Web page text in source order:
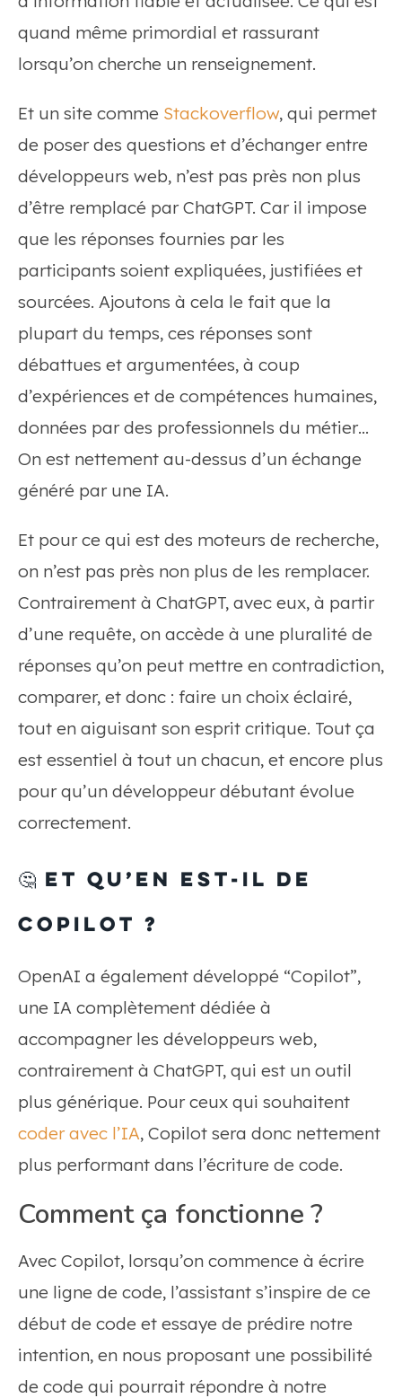
quand même primordial et rassurant
lorsqu’on cherche un renseignement.
Et un site comme Stackoverflow, qui permet
de poser des questions et d’échanger entre
développeurs web, n’est pas près non plus
d’être remplacé par ChatGPT. Car il impose
que les réponses fournies par les
participants soient expliquées, justifiées et
sourcées. Ajoutons à cela le fait que la
plupart du temps, ces réponses sont
débattues et argumentées, à coup
d’expériences et de compétences humaines,
données par des professionnels du métier…
On est nettement au-dessus d’un échange
généré par une IA.
Et pour ce qui est des moteurs de recherche,
on n’est pas près non plus de les remplacer.
Contrairement à ChatGPT, avec eux, à partir
d’une requête, on accède à une pluralité de
réponses qu’on peut mettre en contradiction,
comparer, et donc : faire un choix éclairé,
tout en aiguisant son esprit critique. Tout ça
est essentiel à tout un chacun, et encore plus
pour qu’un développeur débutant évolue
correctement.
🤔 Et qu’en est-il de
Copilot ?
OpenAI a également développé “Copilot”,
une IA complètement dédiée à
accompagner les développeurs web,
contrairement à ChatGPT, qui est un outil
plus générique. Pour ceux qui souhaitent
coder avec l’IA, Copilot sera donc nettement
plus performant dans l’écriture de code.
Comment ça fonctionne ?
Avec Copilot, lorsqu’on commence à écrire
une ligne de code, l’assistant s’inspire de ce
début de code et essaye de prédire notre
intention, en nous proposant une possibilité
de code qui pourrait répondre à notre